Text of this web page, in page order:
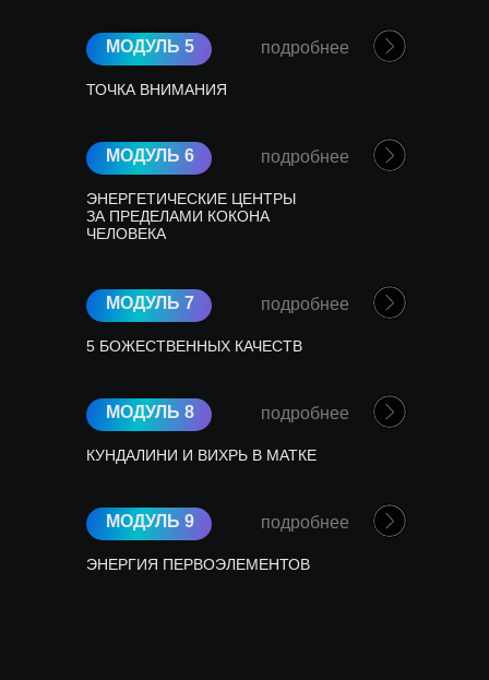
ТОЧКА ВНИМАНИЯ
МОДУЛЬ 5 подробнее
ЭНЕРГЕТИЧЕСКИЕ ЦЕНТРЫ
ЗА ПРЕДЕЛАМИ КОКОНА
ЧЕЛОВЕКА
МОДУЛЬ 6 подробнее
5 БОЖЕСТВЕННЫХ КАЧЕСТВ
МОДУЛЬ 7 подробнее
КУНДАЛИНИ И ВИХРЬ В МАТКЕ
МОДУЛЬ 8 подробнее
ЭНЕРГИЯ ПЕРВОЭЛЕМЕНТОВ
МОДУЛЬ 9 подробнее